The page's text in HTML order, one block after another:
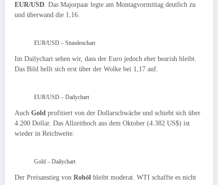
EUR/USD . Das Majorpaar legte am Montagvormittag deutlich zu
und überwand die 1,16.
EUR/USD – Stundenchart
Im Dailychart sehen wir, dass der Euro jedoch eher bearish bleibt.
Das Bild hellt sich erst über der Wolke bei 1,17 auf.
EUR/USD – Dailychart
Auch Gold profitiert von der Dollarschwäche und schiebt sich über
4.200 Dollar. Das Allzeithoch aus dem Oktober (4.382 US$) ist
wieder in Reichweite.
Gold – Dailychart
Der Preisanstieg von Rohöl bleibt moderat. WTI schaffte es nicht